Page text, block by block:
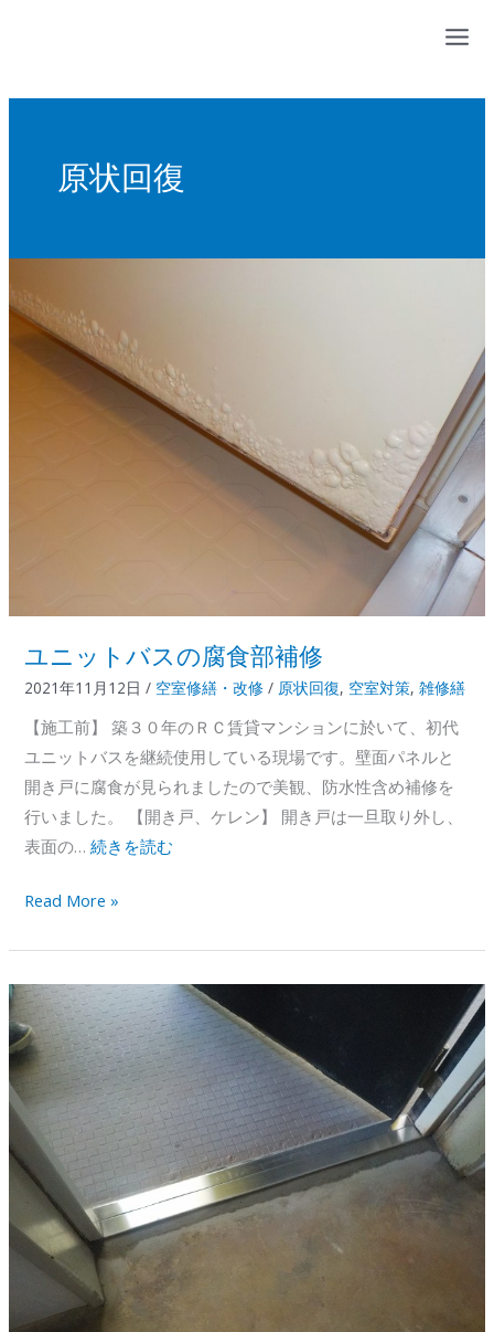
ス
原状回復
ユニットバスの腐食部補修
2021年11月12日/ 空室修繕・改修 / 原状回復, 空室対策,雑修繕
【施工前】 築３０年のＲＣ賃貸マンションに於いて、初代
ユニットバスを継続使用している現場です。壁面パネルと
開き戸に腐食が見られましたので美観、防水性含め補修を
行いました。 【開き戸、ケレン】 開き戸は一旦取り外し、
表面の…続きを読む
ユ
ト
バ
ス
の
腐
食
部
修
Read More »